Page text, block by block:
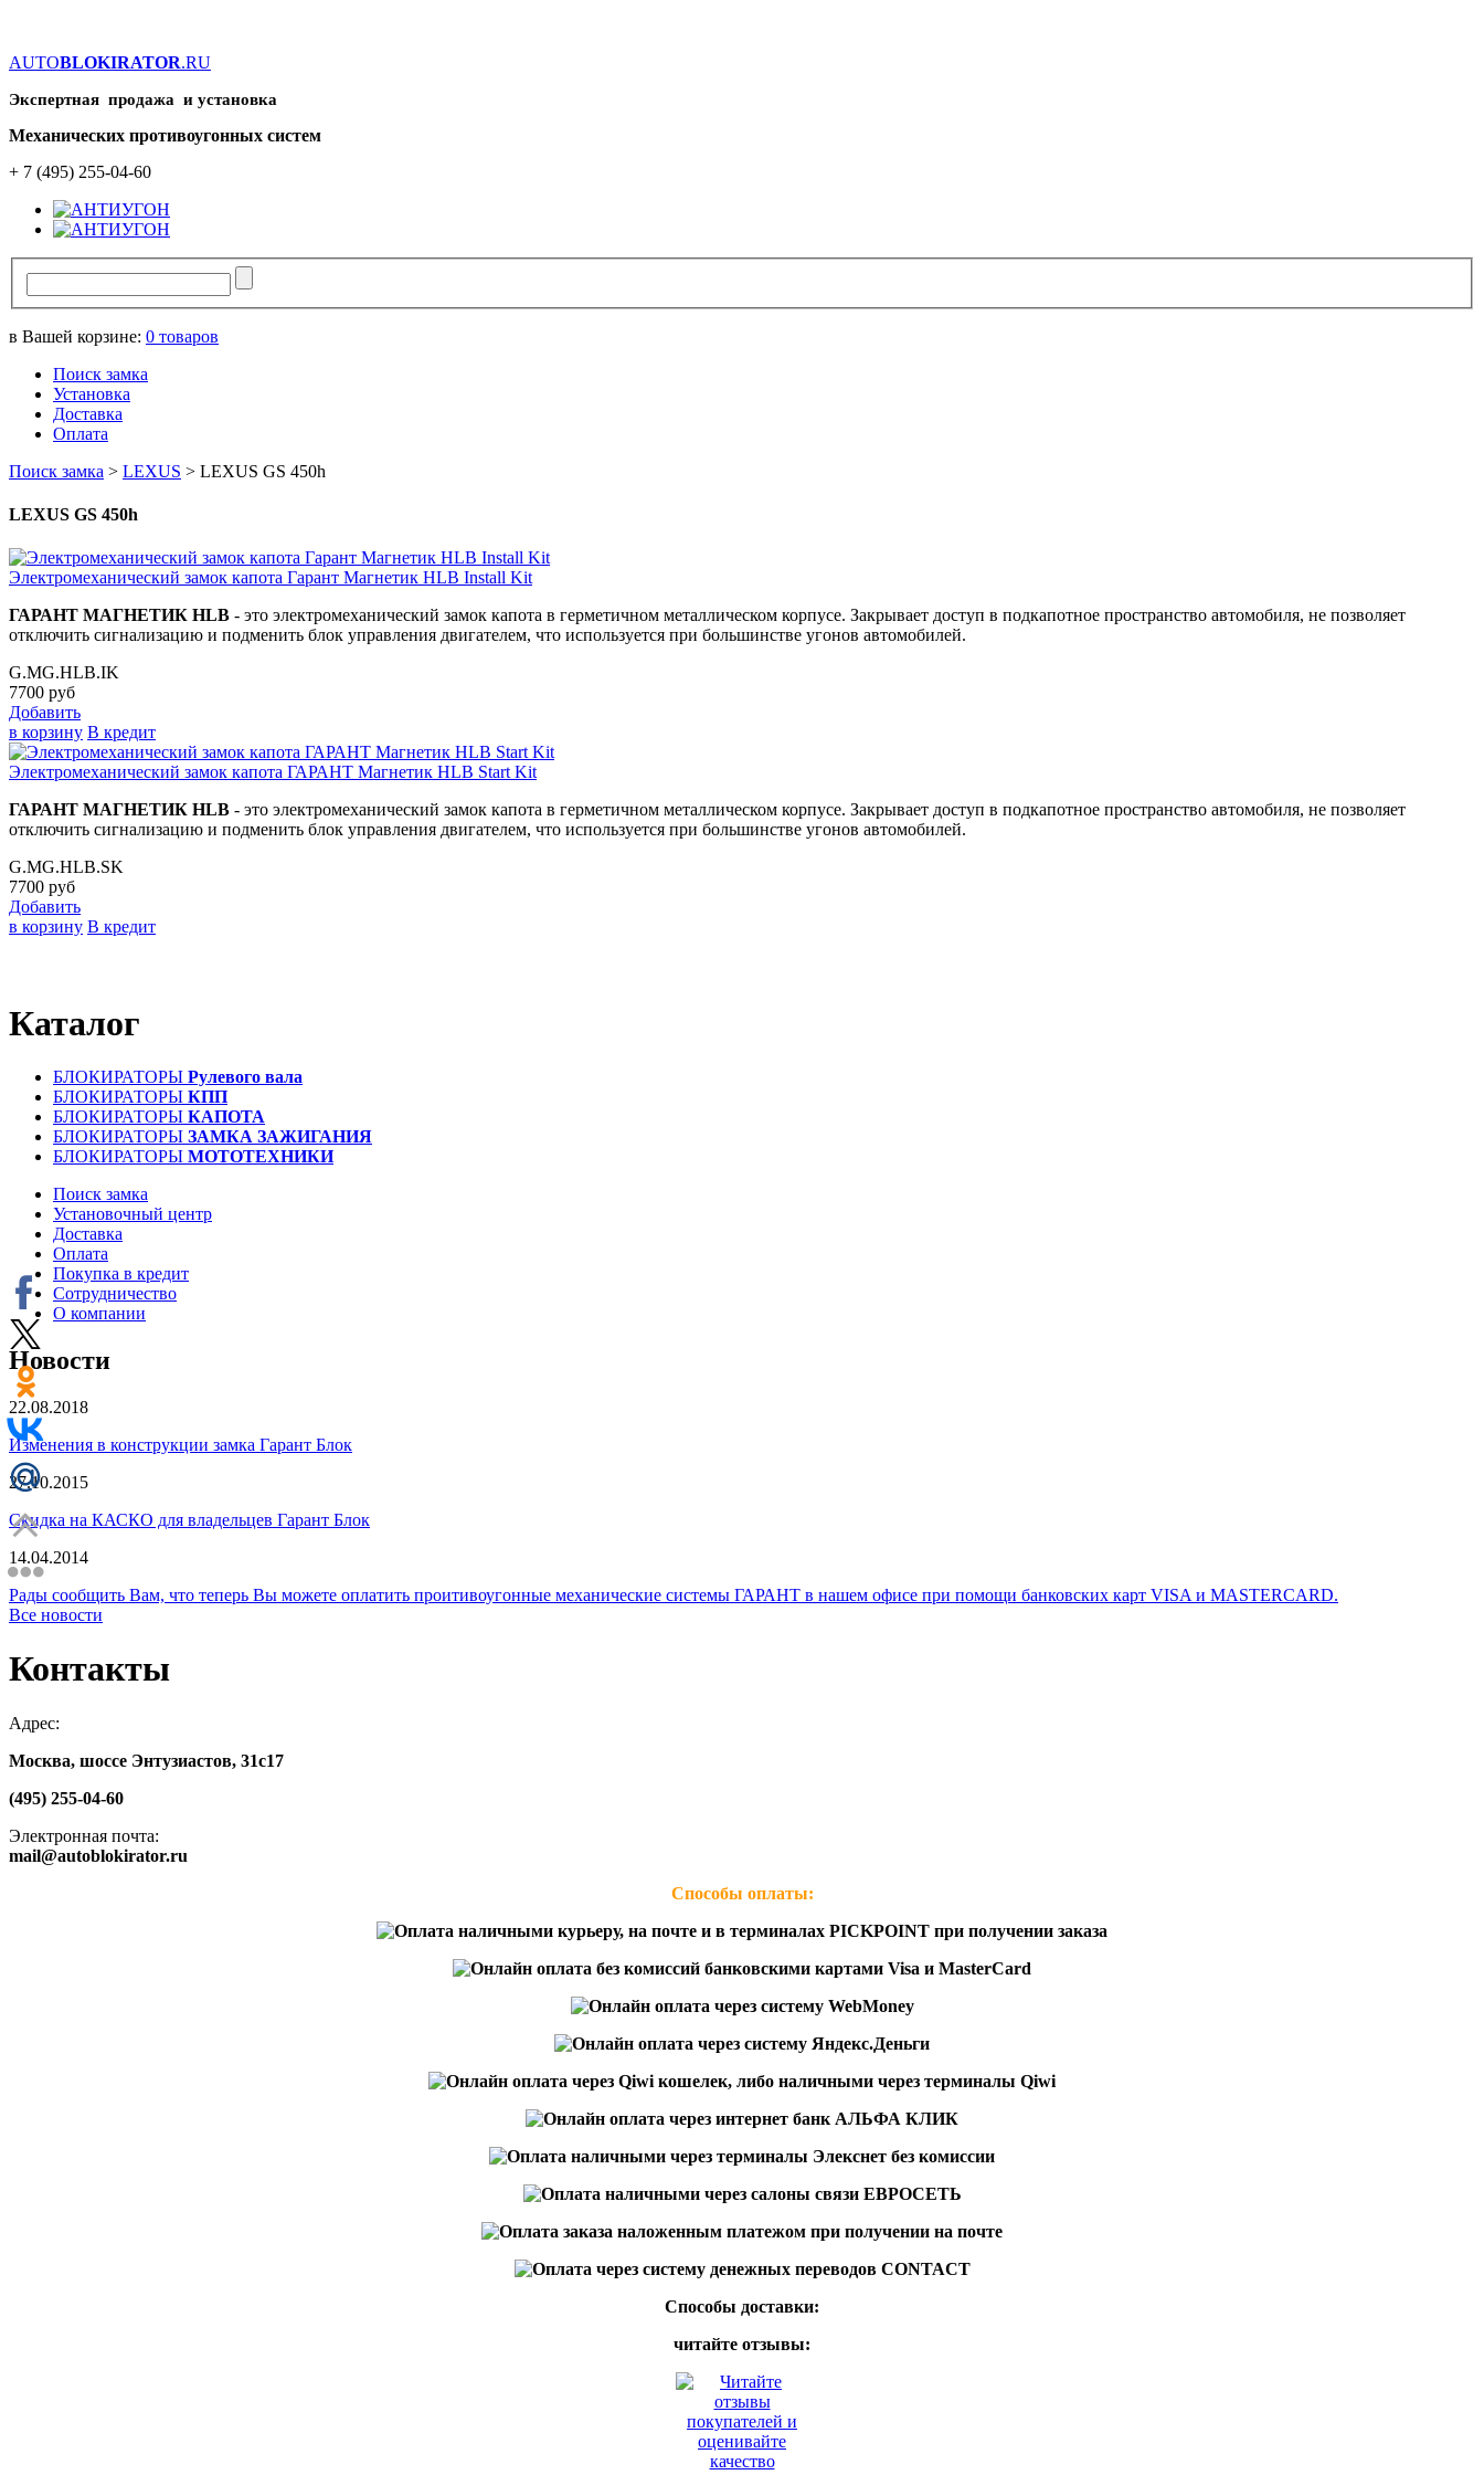
AUTOBLOKIRATOR.RU
Экспертная продажа и установка
Механических противоугонных систем
+ 7 (495) 255-04-60
в Вашей корзине: 0 товаров
Поиск замка
Установка
Доставка
Оплата
Поиск замка > LEXUS > LEXUS GS 450h
LEXUS GS 450h
Электромеханический замок капота Гарант Магнетик HLB Install Kit
ГАРАНТ МАГНЕТИК HLB - это электромеханический замок капота в герметичном металлическом корпусе. Закрывает доступ в подкапотное пространство автомобиля, не позволяет
отключить сигнализацию и подменить блок управления двигателем, что используется при большинстве угонов автомобилей.
G.MG.HLB.IK
7700 руб
Добавить
в корзину В кредит
Электромеханический замок капота ГАРАНТ Магнетик HLB Start Kit
ГАРАНТ МАГНЕТИК HLB - это электромеханический замок капота в герметичном металлическом корпусе. Закрывает доступ в подкапотное пространство автомобиля, не позволяет
отключить сигнализацию и подменить блок управления двигателем, что используется при большинстве угонов автомобилей.
G.MG.HLB.SK
7700 руб
Добавить
в корзину В кредит
Каталог
БЛОКИРАТОРЫ Рулевого вала
БЛОКИРАТОРЫ КПП
БЛОКИРАТОРЫ КАПОТА
БЛОКИРАТОРЫ ЗАМКА ЗАЖИГАНИЯ
БЛОКИРАТОРЫ МОТОТЕХНИКИ
Поиск замка
Установочный центр
Доставка
Оплата
Покупка в кредит
Сотрудничество
О компании
Новости
22.08.2018
Изменения в конструкции замка Гарант Блок
27.10.2015
Скидка на КАСКО для владельцев Гарант Блок
14.04.2014
Рады сообщить Вам, что теперь Вы можете оплатить проитивоугонные механические системы ГАРАНТ в нашем офисе при помощи банковских карт VISA и MASTERCARD.
Все новости
Контакты
Адрес:
Москва, шоссе Энтузиастов, 31с17
(495) 255-04-60
Электронная почта:
mail@autoblokirator.ru
Способы оплаты:
Способы доставки:
читайте отзывы: